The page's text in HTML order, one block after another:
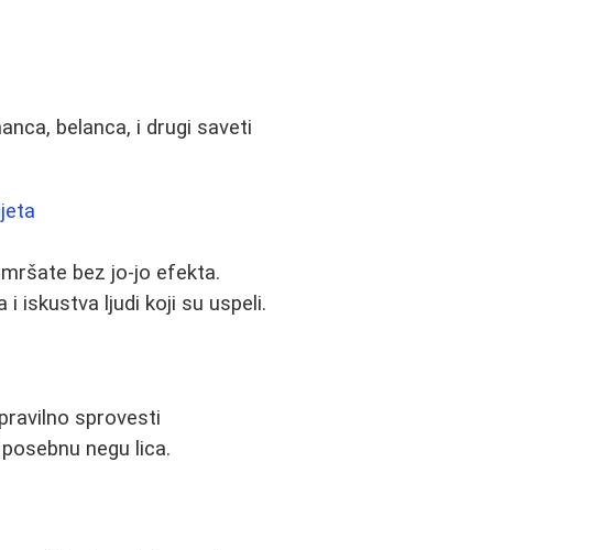
belanca, i drugi saveti
bez jo-jo efekta.
i iskustva ljudi koji su uspeli.
sprovesti
negu lica.